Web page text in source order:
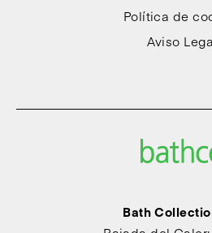
Política de
Aviso
Bath